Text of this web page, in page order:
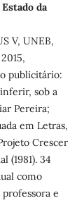
da
V, UNEB,
publicitário:
sob a
Pereira;
em Letras,
Crescer
(1981). 34
como
e